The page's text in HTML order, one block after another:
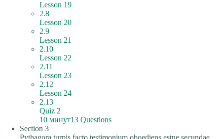
Lesson 19
2.8
Lesson 20
2.9
Lesson 21
2.10
Lesson 22
2.11
Lesson 23
2.12
Lesson 24
2.13
Quiz 2
10 минут13 Questions
Section 3
Pythagora turpis facto testimonium oboediens estne secundae